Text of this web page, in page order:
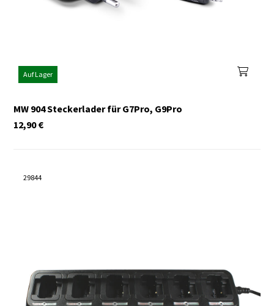
Auf Lager
MW 904 Steckerlader für G7Pro, G9Pro
€
12,90
29844